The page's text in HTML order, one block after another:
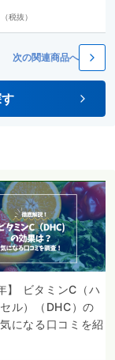
（税抜）
次の関連商品へ
】 ビタミンC（ハ
ル）（DHC）の
になる口コミを紹